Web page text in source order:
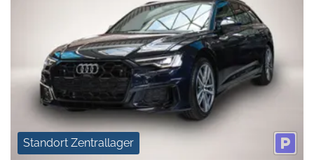
Standort Zentrallager